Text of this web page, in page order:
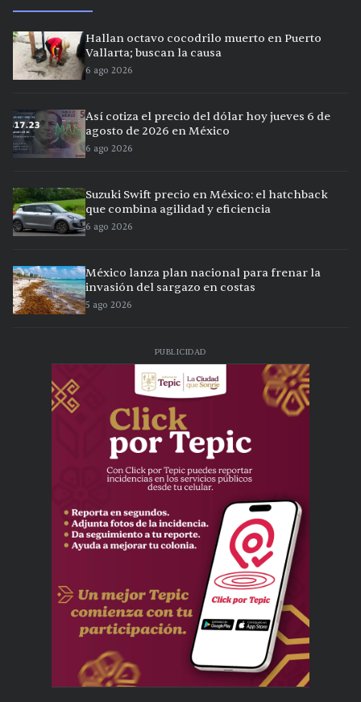
Hallan octavo cocodrilo muerto en Puerto
Vallarta; buscan la causa
6 ago 2026
Así cotiza el precio del dólar hoy jueves 6 de
agosto de 2026 en México
6 ago 2026
Suzuki Swift precio en México: el hatchback
que combina agilidad y eficiencia
6 ago 2026
México lanza plan nacional para frenar la
invasión del sargazo en costas
5 ago 2026
PUBLICIDAD